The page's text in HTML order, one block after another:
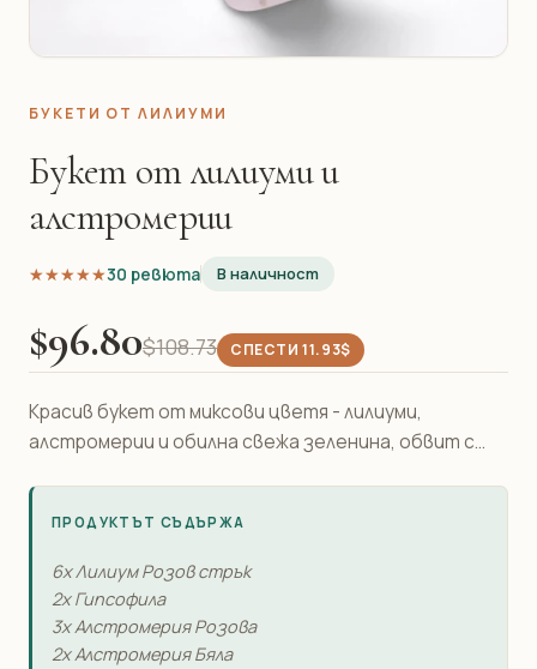
БУКЕТИ ОТ ЛИЛИУМИ
Букет от лилиуми и
алстромерии
★★★★★
★★★★★30 ревюта В наличност
$96.80$108.73 СПЕСТИ 11.93$
Красив букет от миксови цветя - лилиуми,
алстромерии и обилна свежа зеленина, обвит с...
ПРОДУКТЪТ СЪДЪРЖА
6x Лилиум Розов стрък
2x Гипсофила
3x Алстромерия Розова
2x Алстромерия Бяла